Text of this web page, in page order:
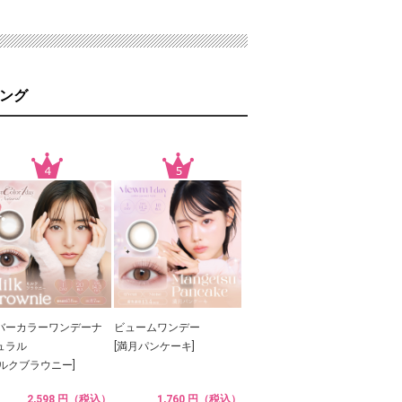
グ
ーカラーワンデーナ
ラル
クブラウニー]
2,598 円（税込）
ビュームワンデー
[満月パンケーキ]
1,760 円（税込）